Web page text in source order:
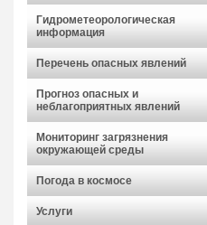
Гидрометеорологическая
информация
Перечень опасных явлений
Прогноз опасных и
неблагоприятных явлений
Мониторинг загрязнения
окружающей среды
Погода в космосе
Услуги